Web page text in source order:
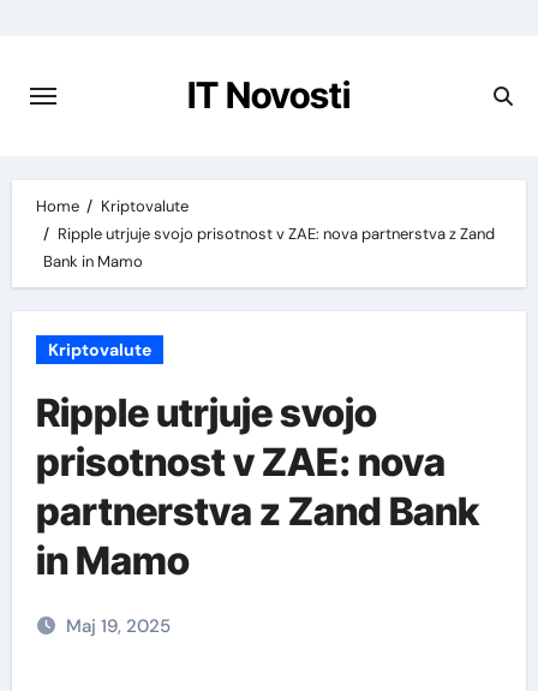
vsebino
IT Novosti
Home
Kriptovalute
Ripple utrjuje svojo prisotnost v ZAE: nova partnerstva z Zand
Bank in Mamo
Kriptovalute
Ripple utrjuje svojo
prisotnost v ZAE: nova
partnerstva z Zand Bank
in Mamo
Maj 19, 2025